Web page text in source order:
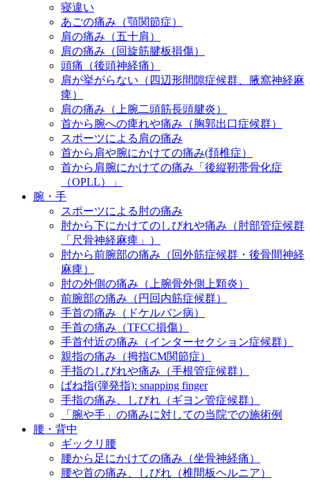
寝違い
あごの痛み（顎関節症）
肩の痛み（五十肩）
肩の痛み（回旋筋腱板損傷）
頭痛（後頭神経痛）
肩が挙がらない（四辺形間隙症候群、腋窩神経麻
痺）
肩の痛み（上腕二頭筋長頭腱炎）
首から腕への痺れや痛み（胸郭出口症候群）
スポーツによる肩の痛み
首から肩や腕にかけての痛み(頚椎症）
首から肩腕にかけての痛み「後縦靭帯骨化症
（OPLL）」
腕・手
スポーツによる肘の痛み
肘から下にかけてのしびれや痛み（肘部管症候群
「尺骨神経麻痺」）
肘から前腕部の痛み（回外筋症候群・後骨間神経
麻痺）
肘の外側の痛み（上腕骨外側上顆炎）
前腕部の痛み（円回内筋症候群）
手首の痛み（ドケルバン病）
手首の痛み（TFCC損傷）
手首付近の痛み（インターセクション症候群）
親指の痛み（拇指CM関節症）
手指のしびれや痛み（手根管症候群）
ばね指(弾発指): snapping finger
手指の痛み、しびれ（ギヨン管症候群）
「腕や手」の痛みに対しての当院での施術例
腰・背中
ギックリ腰
腰から足にかけての痛み（坐骨神経痛）
腰や首の痛み、しびれ（椎間板ヘルニア）